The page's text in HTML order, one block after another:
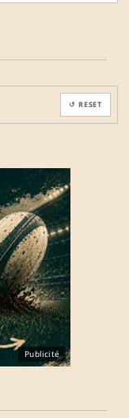
↺ RESET
Publicité